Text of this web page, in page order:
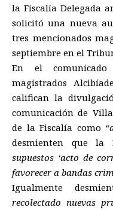
la Fiscalía Delegada
solicitó una nueva
tres mencionados
septiembre en el
En el
magistrados
califican la
comunicación de
de la Fiscalía como “
desmienten que la
supuestos ‘acto de
favorecer a bandas
Igualmente
recolectado nuevas